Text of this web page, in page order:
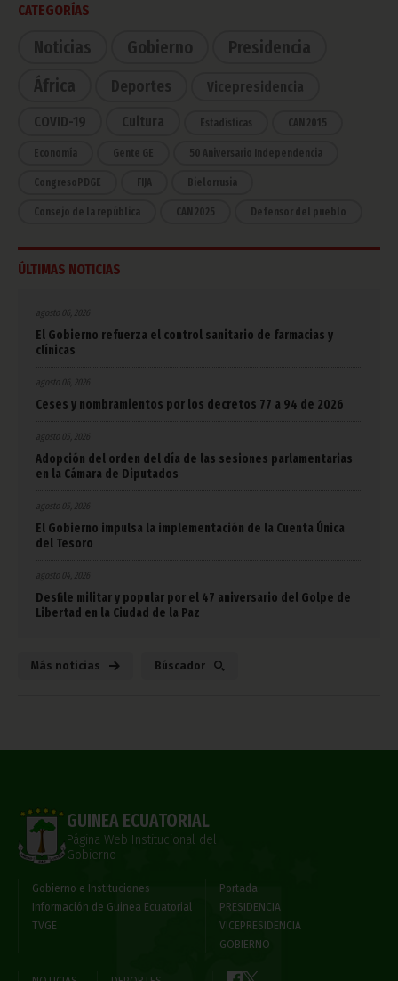
CATEGORÍAS
Noticias Gobierno
Presidencia
África
Deportes Vicepresidencia
COVID-19 Cultura Estadísticas CAN 2015
Economía Gente GE 50 Aniversario Independencia
CongresoPDGE FIJA Bielorrusia
Consejo de la república CAN 2025 Defensor del pueblo
ÚLTIMAS NOTICIAS
agosto 06, 2026
El Gobierno refuerza el control sanitario de farmacias y
clínicas
agosto 06, 2026
Ceses y nombramientos por los decretos 77 a 94 de 2026
agosto 05, 2026
Adopción del orden del día de las sesiones parlamentarias
en la Cámara de Diputados
agosto 05, 2026
El Gobierno impulsa la implementación de la Cuenta Única
del Tesoro
agosto 04, 2026
Desfile militar y popular por el 47 aniversario del Golpe de
Libertad en la Ciudad de la Paz
Más noticias Búscador
GUINEA ECUATORIAL
Página Web Institucional del
Gobierno
Gobierno e Instituciones
Información de Guinea Ecuatorial
TVGE
Portada
PRESIDENCIA
VICEPRESIDENCIA
GOBIERNO